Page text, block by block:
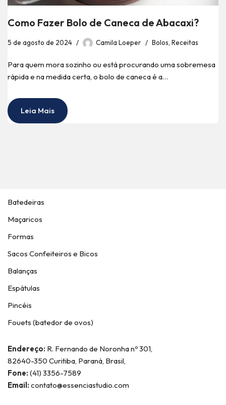
Como Fazer Bolo de Caneca de Abacaxi?
5 de agosto de 2024 Camila Loeper Bolos, Receitas
Para quem mora sozinho ou está procurando uma sobremesa
rápida e na medida certa, o bolo de caneca é a…
Leia Mais
Batedeiras
Maçaricos
Formas
Sacos Confeiteiros e Bicos
Balanças
Espátulas
Pincéis
Fouets (batedor de ovos)
Endereço: R. Fernando de Noronha nº 301,
82640-350 Curitiba, Paraná, Brasil,
Fone: (41) 3356-7589
Email: contato@essenciastudio.com